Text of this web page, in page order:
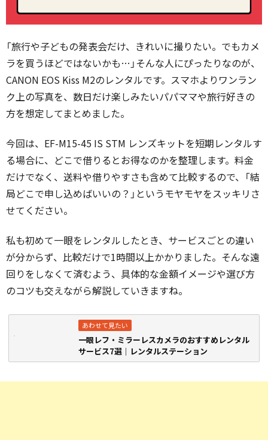
「旅行や子どもの発表会だけ、きれいに撮りたい。でもカメ
ラを買うほどではないかも…」そんな人にぴったりなのが、
CANON EOS Kiss M2のレンタルです。スマホよりワンラン
ク上の写真を、数日だけ楽しみたいパパママや旅行好きの
方を想定してまとめました。
今回は、EF-M15-45 IS STM レンズキットを短期レンタルす
る場合に、どこで借りるとお得なのかを整理します。料金
だけでなく、送料や借りやすさも含めて比較するので、「結
局どこで申し込めばいいの？」というモヤモヤをスッキリさ
せてください。
私も初めて一眼をレンタルしたとき、サービスごとの違い
が分からず、比較だけで1時間以上かかりました。そんな遠
回りをしなくて済むよう、具体的な金額イメージや選び方
のコツも交えながら解説していきますね。
一眼レフ・ミラーレスカメラのおすすめレンタル
サービス7選｜レンタルステーション